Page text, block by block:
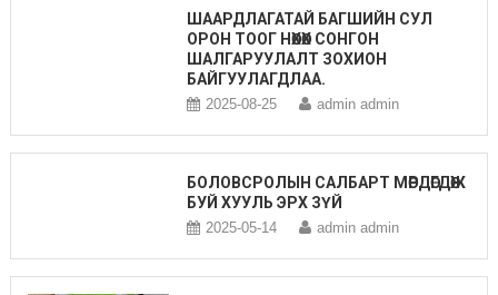
ШААРДЛАГАТАЙ БАГШИЙН СУЛ
ОРОН ТООГ НӨХӨХ СОНГОН
ШАЛГАРУУЛАЛТ ЗОХИОН
БАЙГУУЛАГДЛАА.
2025-08-25 admin admin
БОЛОВСРОЛЫН САЛБАРТ МӨРДӨГДӨЖ
БУЙ ХУУЛЬ ЭРХ ЗҮЙ
2025-05-14 admin admin